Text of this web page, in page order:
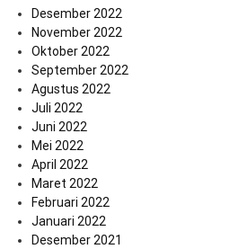
Desember 2022
November 2022
Oktober 2022
September 2022
Agustus 2022
Juli 2022
Juni 2022
Mei 2022
April 2022
Maret 2022
Februari 2022
Januari 2022
Desember 2021